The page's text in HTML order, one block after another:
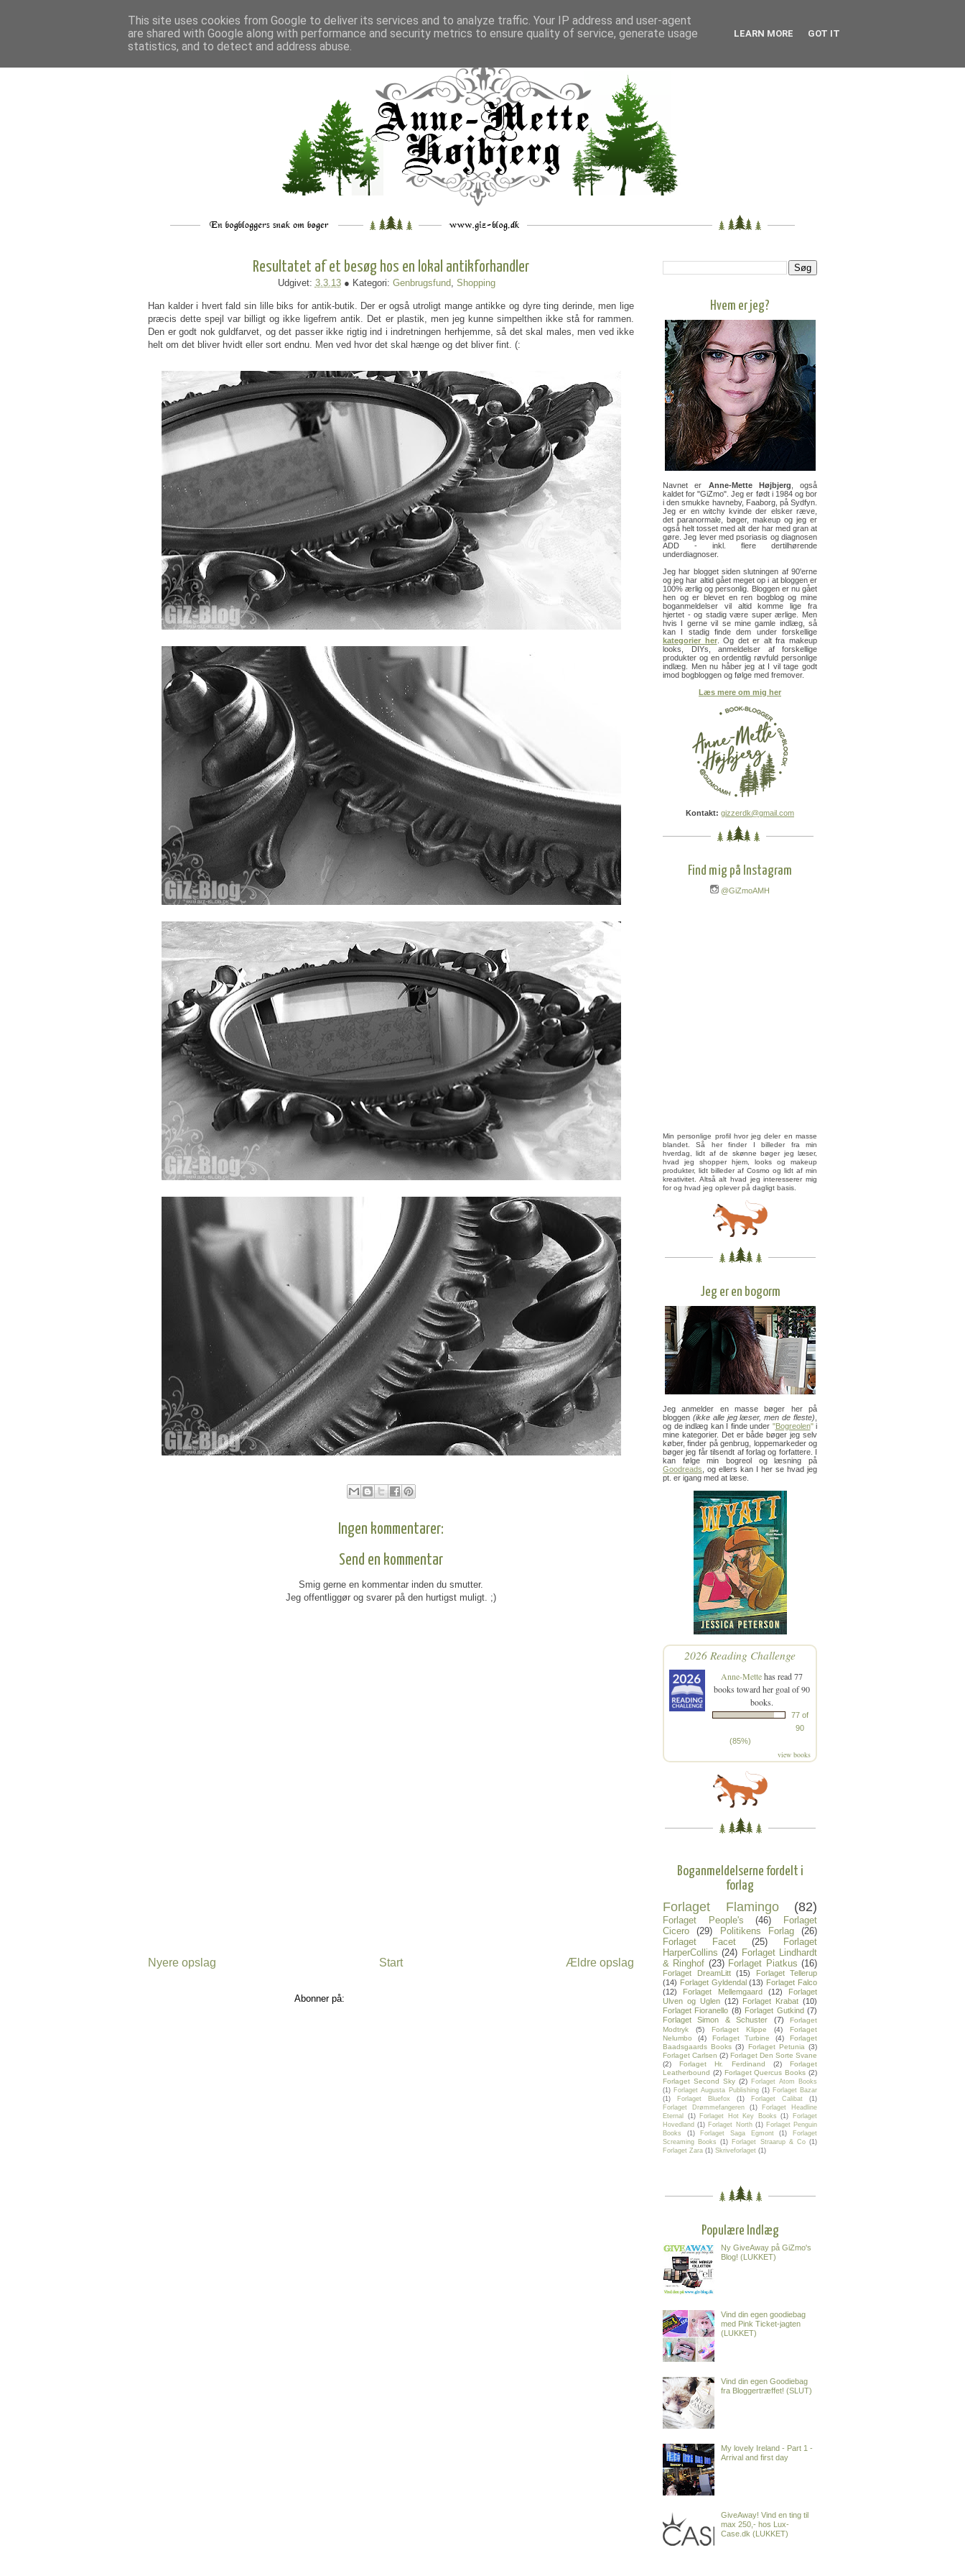
___ _. __ __ _ ___
Resultatet af et besøg hos en lokal antikforhandler
Udgivet: 3.3.13 ● Kategori: Genbrugsfund, Shopping
Han kalder i hvert fald sin lille biks for antik-butik. Der er også utroligt mange antikke og dyre ting derinde, men lige
præcis dette spejl var billigt og ikke ligefrem antik. Det er plastik, men jeg kunne simpelthen ikke stå for rammen.
Den er godt nok guldfarvet, og det passer ikke rigtig ind i indretningen herhjemme, så det skal males, men ved ikke
helt om det bliver hvidt eller sort endnu. Men ved hvor det skal hænge og det bliver fint. (:
Ingen kommentarer:
Send en kommentar
Smig gerne en kommentar inden du smutter.
Jeg offentliggør og svarer på den hurtigst muligt. ;)
Nyere opslag Ældre opslag
Start
Abonner på:
Hvem er jeg?
Navnet er Anne-Mette Højbjerg , også
kaldet for "GiZmo". Jeg er født i 1984 og bor
i den smukke havneby, Faaborg, på Sydfyn.
Jeg er en witchy kvinde der elsker ræve,
det paranormale, bøger, makeup og jeg er
også helt tosset med alt der har med gran at
gøre. Jeg lever med psoriasis og diagnosen
ADD - inkl. flere dertilhørende
underdiagnoser.
Jeg har blogget siden slutningen af 90'erne
og jeg har altid gået meget op i at bloggen er
100% ærlig og personlig. Bloggen er nu gået
hen og er blevet en ren bogblog og mine
boganmeldelser vil altid komme lige fra
hjertet - og stadig være super ærlige. Men
hvis I gerne vil se mine gamle indlæg, så
kan I stadig finde dem under forskellige
kategorier her. Og det er alt fra makeup
looks, DIYs, anmeldelser af forskellige
produkter og en ordentlig røvfuld personlige
indlæg. Men nu håber jeg at I vil tage godt
imod bogbloggen og følge med fremover.
Læs mere om mig her
Kontakt: gizzerdk@gmail.com
Find mig på Instagram
@GiZmoAMH
Min personlige profil hvor jeg deler en masse
blandet. Så her finder I billeder fra min
hverdag, lidt af de skønne bøger jeg læser,
hvad jeg shopper hjem, looks og makeup
produkter, lidt billeder af Cosmo og lidt af min
kreativitet. Altså alt hvad jeg interesserer mig
for og hvad jeg oplever på dagligt basis.
Jeg er en bogorm
Jeg anmelder en masse bøger her på
bloggen (ikke alle jeg læser, men de fleste)
og de indlæg kan I finde under "Bogreolen"i
mine kategorier. Det er både bøger jeg selv
køber, finder på genbrug, loppemarkeder og
bøger jeg får tilsendt af forlag og forfattere. I
kan følge min bogreol og læsning på
Goodreads , og ellers kan I her se hvad jeg
pt. er igang med at læse.
2026 Reading Challenge
Anne-Mettehas read 77
books toward her goal of 90
books.
77 of
90
(85%)
view books
Boganmeldelserne fordelt i
forlag
Forlaget Flamingo (82)
Forlaget People's (46)
Forlaget
Cicero
(29) Politikens Forlag
(26)
Forlaget Facet
(25)
Forlaget
HarperCollins (24) Forlaget Lindhardt
& Ringhof (23) Forlaget Piatkus (16)
Forlaget DreamLitt (15)
Forlaget Tellerup
(14) Forlaget Gyldendal (13) Forlaget Falco
(12)
Forlaget Mellemgaard (12)
Forlaget
Ulven og Uglen (12) Forlaget Krabat (10)
Forlaget Fioranello (8) Forlaget Gutkind (7)
Forlaget Simon & Schuster
(7)
Forlaget
Modtryk
(5) Forlaget Klippe (4)
Forlaget
Nelumbo
(4) Forlaget Turbine (4)
Forlaget
Baadsgaards Books (3) Forlaget Petunia (3)
Forlaget Carlsen (2) Forlaget Den Sorte Svane
(2)
Forlaget Hr. Ferdinand (2)
Forlaget
Leatherbound (2) Forlaget Quercus Books (2)
Forlaget Second Sky (2) Forlaget Atom Books
(1) Forlaget Augusta Publishing (1) Forlaget Bazar
(1)
Forlaget Bluefox (1) Forlaget Calibat
(1)
Forlaget Drømmefangeren
(1)
Forlaget Headline
Eternal
(1) Forlaget Hot Key Books (1)
Forlaget
Hovedland (1) Forlaget North (1) Forlaget Penguin
Books
(1) Forlaget Saga Egmont (1)
Forlaget
Screaming Books
(1) Forlaget Straarup & Co (1)
Forlaget Zara (1) Skriveforlaget (1)
Populære Indlæg
Ny GiveAway på GiZmo's
Blog! (LUKKET)
Vind din egen goodiebag
med Pink Ticket-jagten
(LUKKET)
Vind din egen Goodiebag
fra Bloggertræffet! (SLUT)
My lovely Ireland - Part 1 -
Arrival and first day
GiveAway! Vind en ting til
max 250,- hos Lux-
Case.dk (LUKKET)
This site uses cookies from Google to deliver its services and to analyze traffic. Your IP address and user-agent
are shared with Google along with performance and security metrics to ensure quality of service, generate usage
statistics, and to detect and address abuse.
LEARN MORE GOT IT